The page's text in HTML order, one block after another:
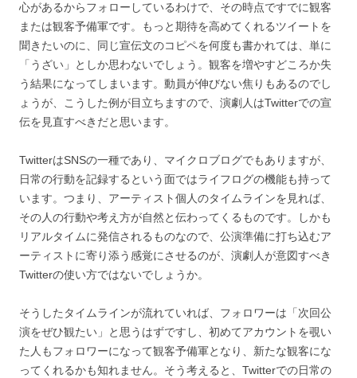
心があるからフォローしているわけで、その時点ですでに観客
または観客予備軍です。もっと期待を高めてくれるツイートを
聞きたいのに、同じ宣伝文のコピペを何度も書かれては、単に
「うざい」としか思わないでしょう。観客を増やすどころか失
う結果になってしまいます。動員が伸びない焦りもあるのでし
ょうが、こうした例が目立ちますので、演劇人はTwitterでの宣
伝を見直すべきだと思います。
TwitterはSNSの一種であり、マイクロブログでもありますが、
日常の行動を記録するという面ではライフログの機能も持って
います。つまり、アーティスト個人のタイムラインを見れば、
その人の行動や考え方が自然と伝わってくるものです。しかも
リアルタイムに発信されるものなので、公演準備に打ち込むア
ーティストに寄り添う感覚にさせるのが、演劇人が意図すべき
Twitterの使い方ではないでしょうか。
そうしたタイムラインが流れていれば、フォロワーは「次回公
演をぜひ観たい」と思うはずですし、初めてアカウントを覗い
た人もフォロワーになって観客予備軍となり、新たな観客にな
ってくれるかも知れません。そう考えると、Twitterでの日常の